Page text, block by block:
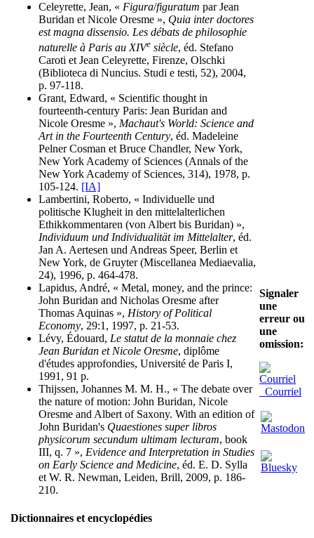
Celeyrette, Jean, « Figura/figuratum par Jean
Buridan et Nicole Oresme », Quia inter doctores
est magna dissensio. Les débats de philosophie
naturelle à Paris au XIVe siècle, éd. Stefano
Caroti et Jean Celeyrette, Firenze, Olschki
(Biblioteca di Nuncius. Studi e testi, 52), 2004,
p. 97-118.
Grant, Edward, « Scientific thought in
fourteenth-century Paris: Jean Buridan and
Nicole Oresme », Machaut's World: Science and
Art in the Fourteenth Century, éd. Madeleine
Pelner Cosman et Bruce Chandler, New York,
New York Academy of Sciences (Annals of the
New York Academy of Sciences, 314), 1978, p.
105-124. [IA]
Lambertini, Roberto, « Individuelle und
politische Klugheit in den mittelalterlichen
Ethikkommentaren (von Albert bis Buridan) »,
Individuum und Individualität im Mittelalter, éd.
Jan A. Aertesen und Andreas Speer, Berlin et
New York, de Gruyter (Miscellanea Mediaevalia,
24), 1996, p. 464-478.
Lapidus, André, « Metal, money, and the prince:
John Buridan and Nicholas Oresme after
Thomas Aquinas », History of Political
Economy, 29:1, 1997, p. 21-53.
Lévy, Édouard, Le statut de la monnaie chez
Jean Buridan et Nicole Oresme, diplôme
d'études approfondies, Université de Paris I,
1991, 91 p.
Thijssen, Johannes M. M. H., « The debate over
the nature of motion: John Buridan, Nicole
Oresme and Albert of Saxony. With an edition of
John Buridan's Quaestiones super libros
physicorum secundum ultimam lecturam, book
III, q. 7 », Evidence and Interpretation in Studies
on Early Science and Medicine, éd. E. D. Sylla
et W. R. Newman, Leiden, Brill, 2009, p. 186-
210.
Dictionnaires et encyclopédies
Signaler
une
erreur ou
une
omission:
Courriel